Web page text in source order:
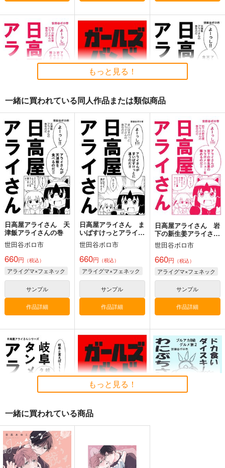
日高屋アライさん 岩
下の新生姜アライさん
の巻
世田谷ボロ市
660円 （税込）
けものフレンズ
アライグマ×フェネック
サンプル
ガールズバンドくら寿
司
世田谷ボロ市
660円 （税込）
ガールズバンドクライ
井芹仁菜×河原木桃香
サンプル
日高屋アライさん 天
津飯アライさんの巻
世田谷ボロ市
660円 （税込）
けものフレンズ
アライグマ×フェネック
サンプル
もっと見る！
一緒に買われている同人作品または類似商品
日高屋アライさん 天
津飯アライさんの巻
世田谷ボロ市
660円 （税込）
アライグマ×フェネック
サンプル
作品詳細
日高屋アライさん ま
いばすけっとアライさ
んの巻
世田谷ボロ市
660円 （税込）
アライグマ×フェネック
サンプル
作品詳細
日高屋アライさん 岩
下の新生姜アライさん
の巻
世田谷ボロ市
660円 （税込）
アライグマ×フェネック
サンプル
作品詳細
岐阜タンメンアライさ
ん
世田谷ボロ市
世田谷ボロ市
もっと見る！
一緒に買われている商品